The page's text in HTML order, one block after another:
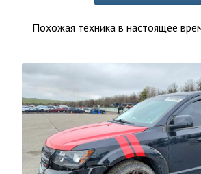
Похожая техника в настоящее